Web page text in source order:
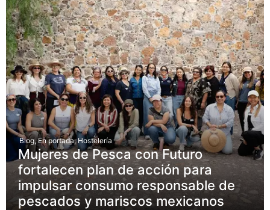
Blog, En portada, Hostelería
Mujeres de Pesca con Futuro
fortalecen plan de acción para
impulsar consumo responsable de
pescados y mariscos mexicanos